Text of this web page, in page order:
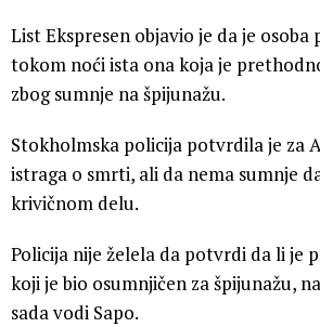
List Ekspresen objavio je da je
tokom noći ista ona koja je
zbog sumnje na špijunažu.
Stokholmska policija potvrdila je za
istraga o smrti, ali da nema sumnje
krivičnom delu.
Policija nije želela da potvrdi da li je
koji je bio osumnjičen za špijunažu,
sada vodi Sapo.